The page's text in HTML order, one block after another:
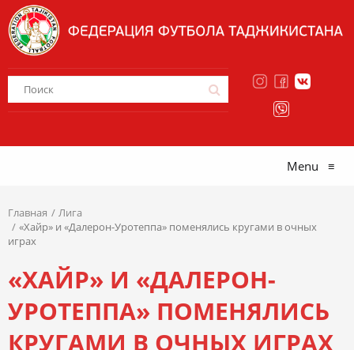
Menu ≡
Главная
Лига
«Хайр» и «Далерон-Уротеппа» поменялись кругами в очных
играх
«ХАЙР» И «ДАЛЕРОН-
УРОТЕППА» ПОМЕНЯЛИСЬ
КРУГАМИ В ОЧНЫХ ИГРАХ